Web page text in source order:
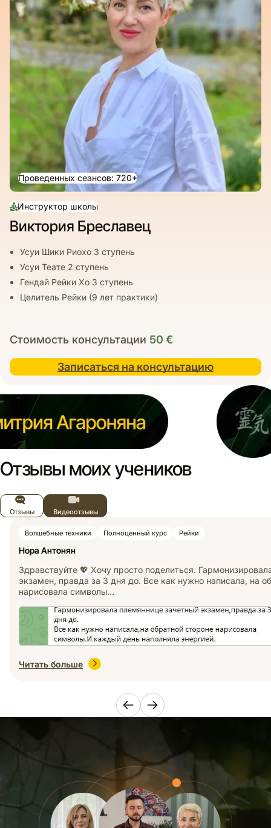
Проведенных сеансов: 720+
Инструктор школы
Виктория Бреславец
Усуи Шики Риохо 3 ступень
Усуи Теате 2 ступень
Гендай Рейки Хо 3 ступень
Целитель Рейки (9 лет практики)
Стоимость консультации 50 €
Записаться на консультацию
Отзывы моих учеников
Отзывы Видеоотзывы
Волшебные техники Полноценный курс Рейки
Нора Антонян
Здравствуйте 💖 Хочу просто поделиться.
экзамен, правда за 3 дня до. Все как нужно написала, на
нарисовала символы…
Читать больше